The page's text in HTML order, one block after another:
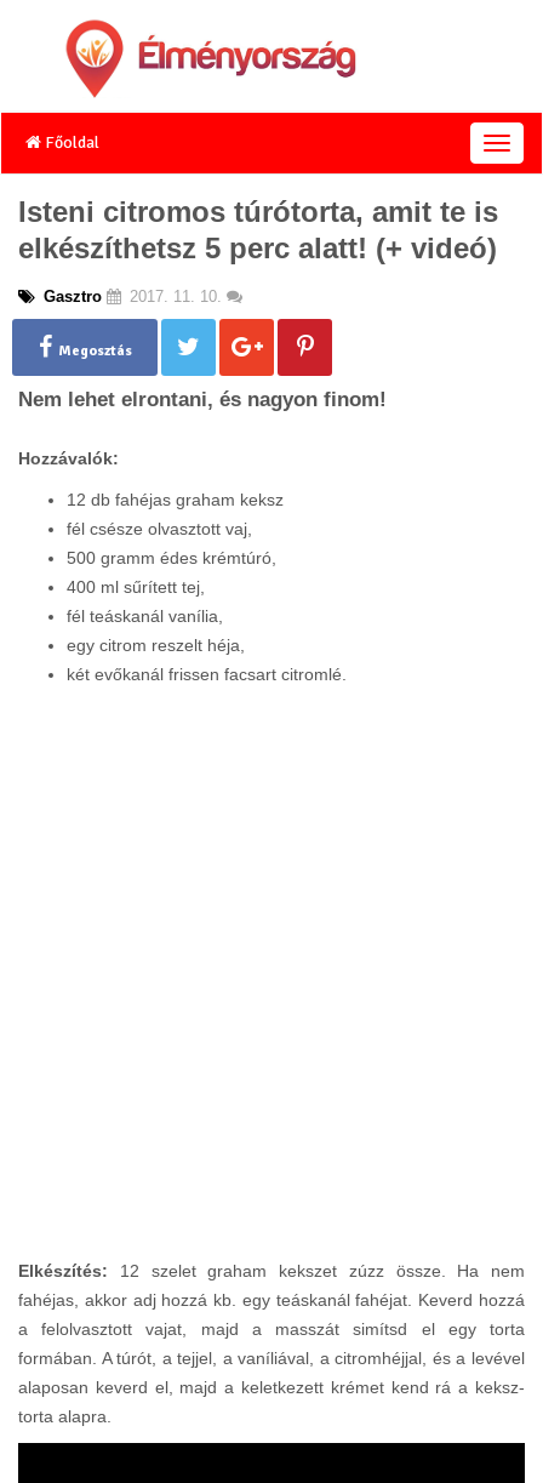
Főoldal
T
o
g
Isteni citromos túrótorta, amit te is
elkészíthetsz 5 perc alatt! (+ videó)
Gasztro 2017. 11. 10.
Megosztás
Nem lehet elrontani, és nagyon finom!
Hozzávalók:
12 db fahéjas graham keksz
fél csésze olvasztott vaj,
500 gramm édes krémtúró,
400 ml sűrített tej,
fél teáskanál vanília,
egy citrom reszelt héja,
két evőkanál frissen facsart citromlé.
Elkészítés: 12 szelet graham kekszet zúzz össze. Ha nem
fahéjas, akkor adj hozzá kb. egy teáskanál fahéjat. Keverd hozzá
a felolvasztott vajat, majd a masszát simítsd el egy torta
formában. A túrót, a tejjel, a vaníliával, a citromhéjjal, és a levével
alaposan keverd el, majd a keletkezett krémet kend rá a keksz-
torta alapra.